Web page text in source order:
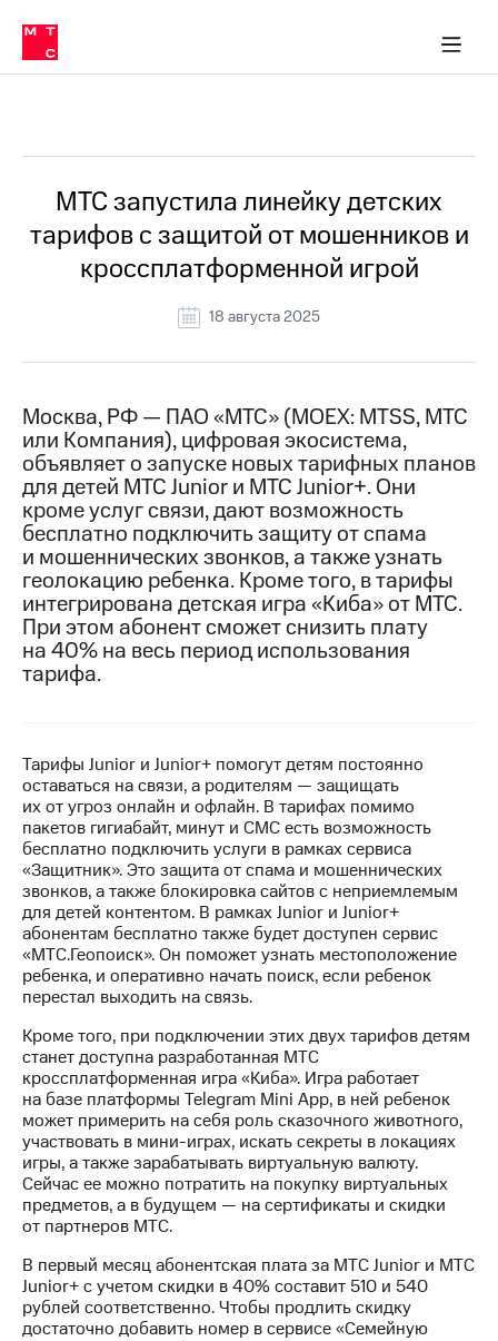
Медиа-центр
и акционерам
Устойчивое развитие
Комплаенс и деловая этика
компании
Карьера
История
компании
Руководство
информация
Контакты
Медиа-центр
Пресс-
релизы
МТС
о технологиях
Достижения
Интервью
Финансовая
Новости
в
регионе
и акционерам
Корпоративное
управление
Корпоративный
секретарь
Раскрытие
Информация
акционерам
Документы
ПАО
"МТС"
Собрания
акционеров
Личный
кабинет
акционера
Акционерный
капитал
Контроль
и
в МТС
Пресс-
релизы
МТС
о технологиях
МТС запустила линейку детских
тарифов с защитой от мошенников и
кроссплатформенной игрой
18 августа 2025
Москва, РФ — ПАО «МТС» (MOEX: MTSS, МТС
или Компания), цифровая экосистема,
объявляет о запуске новых тарифных планов
для детей МТС Junior и МТС Junior+. Они
кроме услуг связи, дают возможность
бесплатно подключить защиту от спама
и мошеннических звонков, а также узнать
геолокацию ребенка. Кроме того, в тарифы
интегрирована детская игра «Киба» от МТС.
При этом абонент сможет снизить плату
на 40% на весь период использования
тарифа.
Тарифы Junior и Junior+ помогут детям постоянно
оставаться на связи, а родителям — защищать
их от угроз онлайн и офлайн. В тарифах помимо
пакетов гигиабайт, минут и СМС есть возможность
бесплатно подключить услуги в рамках сервиса
«Защитник». Это защита от спама и мошеннических
звонков, а также блокировка сайтов с неприемлемым
для детей контентом. В рамках Junior и Junior+
абонентам бесплатно также будет доступен сервис
«МТС.Геопоиск». Он поможет узнать местоположение
ребенка, и оперативно начать поиск, если ребенок
перестал выходить на связь.
Кроме того, при подключении этих двух тарифов детям
станет доступна разработанная МТС
кроссплатформенная игра «Киба». Игра работает
на базе платформы Telegram Mini App, в ней ребенок
может примерить на себя роль сказочного животного,
участвовать в мини-играх, искать секреты в локациях
игры, а также зарабатывать виртуальную валюту.
Сейчас ее можно потратить на покупку виртуальных
предметов, а в будущем — на сертификаты и скидки
от партнеров МТС.
В первый месяц абонентская плата за МТС Junior и МТС
Junior+ с учетом скидки в 40% составит 510 и 540
рублей соответственно. Чтобы продлить скидку
достаточно добавить номер в сервисе «Семейную